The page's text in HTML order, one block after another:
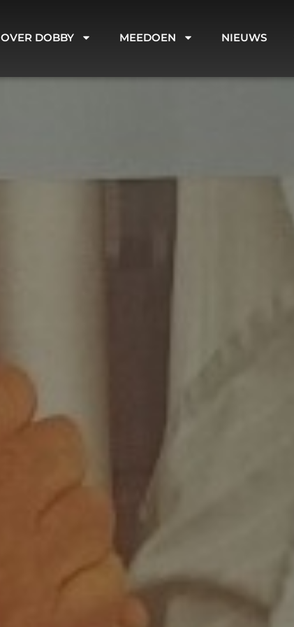
OVER DOBBY MEEDOEN NIEUWS